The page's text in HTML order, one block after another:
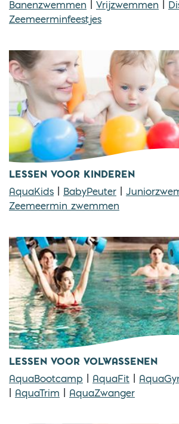
Banenzwemmen Vrijzwemmen
Zeemeerminfeestjes
LESSEN VOOR KINDEREN
AquaKids BabyPeuter
Zeemeermin zwemmen
LESSEN VOOR VOLWASSENEN
AquaBootcamp AquaFit
AquaTrim AquaZwanger